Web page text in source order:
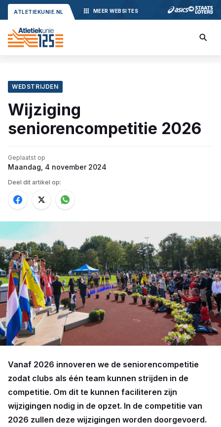
ATLETIEKUNIE.NL MEER WEBSITES
WEDSTRIJDEN
Wijziging
seniorencompetitie 2026
Geplaatst op
Maandag, 4 november 2024
Deel dit artikel op:
Vanaf 2026 innoveren we de seniorencompetitie
zodat clubs als één team kunnen strijden in de
competitie. Om dit te kunnen faciliteren zijn
wijzigingen nodig in de opzet. In de competitie van
2026 zullen deze wijzigingen worden doorgevoerd.